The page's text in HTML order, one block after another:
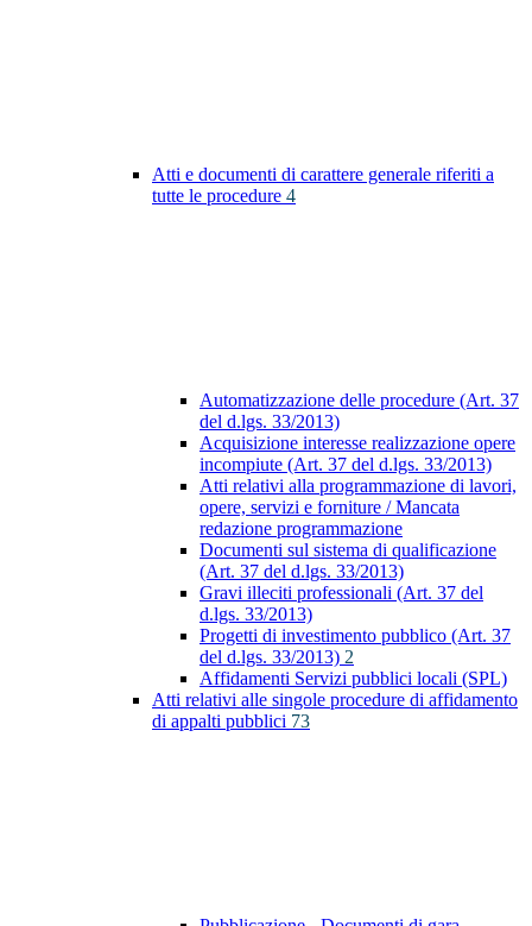
Atti e documenti di carattere generale riferiti a
tutte le procedure 4
Automatizzazione delle procedure (Art. 37
del d.lgs. 33/2013)
Acquisizione interesse realizzazione opere
incompiute (Art. 37 del d.lgs. 33/2013)
Atti relativi alla programmazione di lavori,
opere, servizi e forniture / Mancata
redazione programmazione
Documenti sul sistema di qualificazione
(Art. 37 del d.lgs. 33/2013)
Gravi illeciti professionali (Art. 37 del
d.lgs. 33/2013)
Progetti di investimento pubblico (Art. 37
del d.lgs. 33/2013) 2
Affidamenti Servizi pubblici locali (SPL)
Atti relativi alle singole procedure di affidamento
di appalti pubblici 73